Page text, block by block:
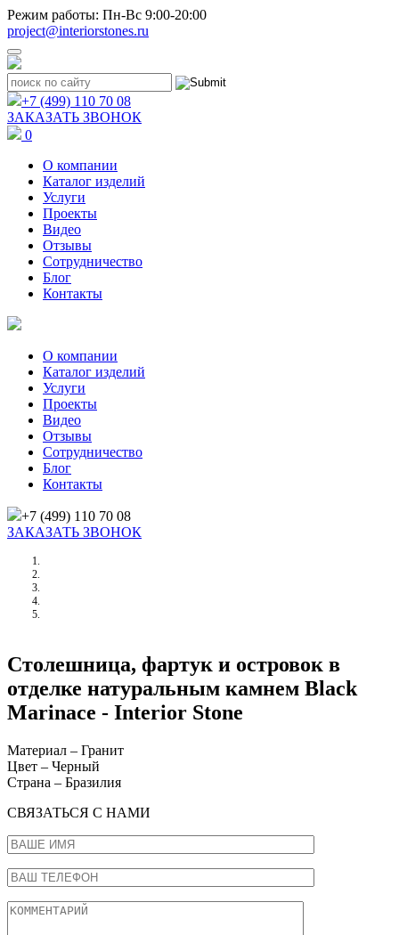
Режим работы: Пн-Вс 9:00-20:00
project@interiorstones.ru
+7 (499) 110 70 08
ЗАКАЗАТЬ ЗВОНОК
0
О компании
Каталог изделий
Услуги
Проекты
Видео
Отзывы
Сотрудничество
Блог
Контакты
О компании
Каталог изделий
Услуги
Проекты
Видео
Отзывы
Сотрудничество
Блог
Контакты
+7 (499) 110 70 08
ЗАКАЗАТЬ ЗВОНОК
Столешница, фартук и островок в
отделке натуральным камнем Black
Marinace - Interior Stone
Материал – Гранит
Цвет – Черный
Страна – Бразилия
СВЯЗАТЬСЯ С НАМИ